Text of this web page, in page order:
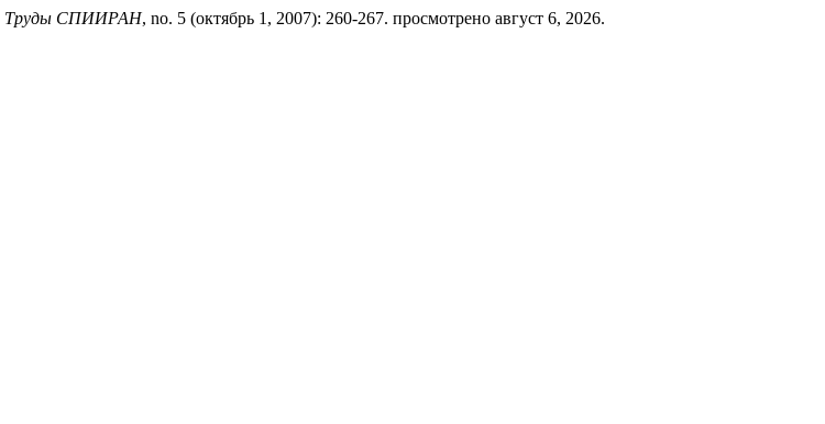
Труды СПИИРАН, no. 5 (октябрь 1, 2007): 260-267. просмотрено август 6, 2026.